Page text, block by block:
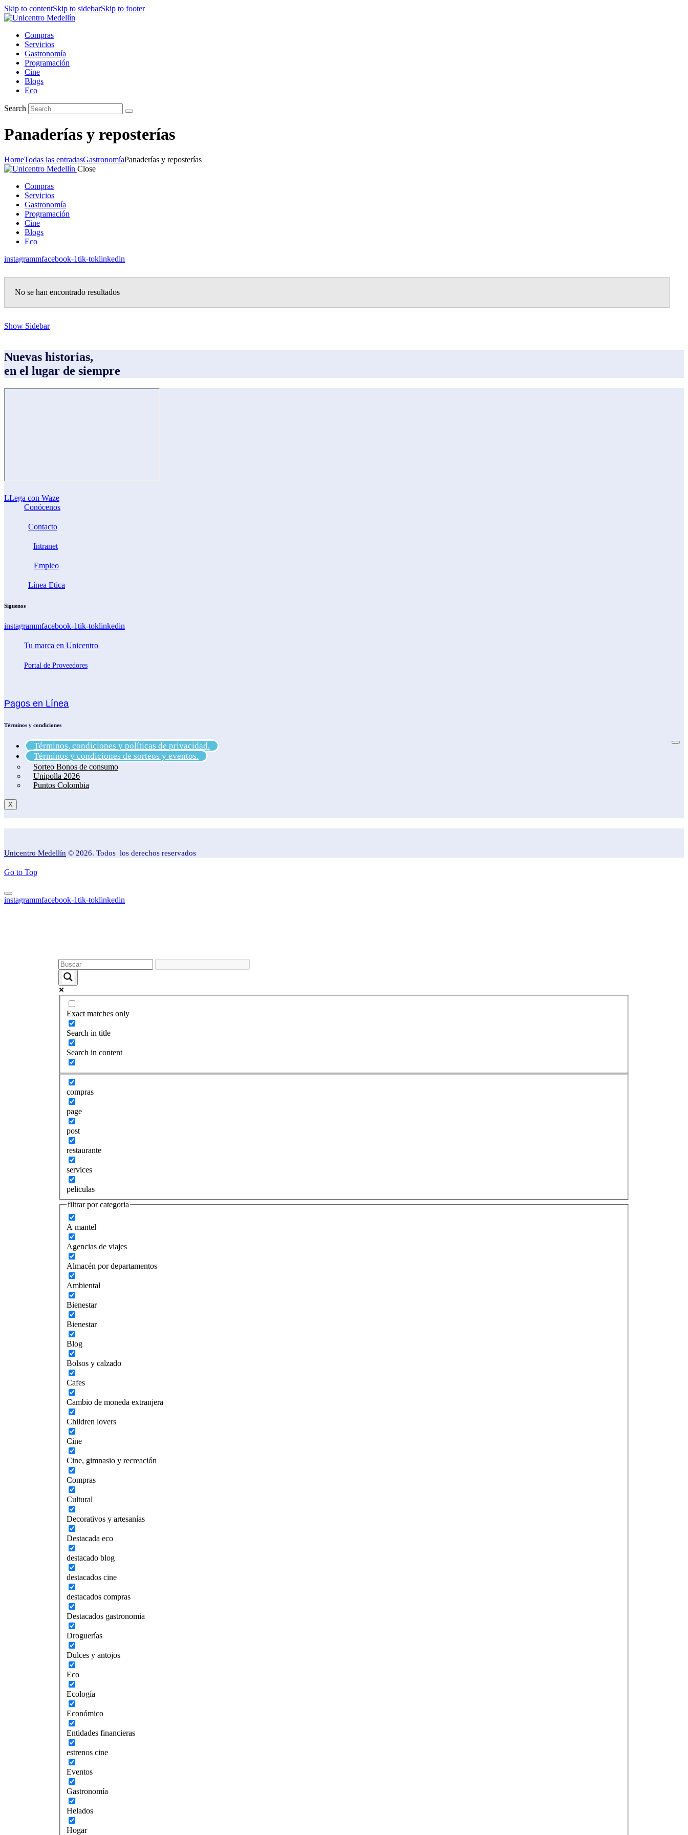
Skip to contentSkip to sidebarSkip to footer
Compras
Servicios
Gastronomía
Programación
Cine
Blogs
Eco
Search
Panaderías y reposterías
HomeTodas las entradasGastronomíaPanaderías y reposterías
Close
Compras
Servicios
Gastronomía
Programación
Cine
Blogs
Eco
instagrammfacebook-1tik-toklinkedin
No se han encontrado resultados
Show Sidebar
Nuevas historias,
en el lugar de siempre
LLega con Waze
Conócenos
Contacto
Intranet
Empleo
Línea Etica
Síguenos
instagrammfacebook-1tik-toklinkedin
Tu marca en Unicentro
Portal de Proveedores
Pagos en Línea
Términos y condiciones
Términos, condiciones y políticas de privacidad.
Términos y condiciones de sorteos y eventos.
Sorteo Bonos de consumo
Unipolla 2026
Puntos Colombia
X
Unicentro Medellín © 2026. Todos los derechos reservados
Go to Top
instagrammfacebook-1tik-toklinkedin
Exact matches only
Search in title
Search in content
compras
page
post
restaurante
services
peliculas
filtrar por categoria
A mantel
Agencias de viajes
Almacén por departamentos
Ambiental
Bienestar
Bienestar
Blog
Bolsos y calzado
Cafes
Cambio de moneda extranjera
Children lovers
Cine
Cine, gimnasio y recreación
Compras
Cultural
Decorativos y artesanías
Destacada eco
destacado blog
destacados cine
destacados compras
Destacados gastronomia
Droguerías
Dulces y antojos
Eco
Ecología
Económico
Entidades financieras
estrenos cine
Eventos
Gastronomía
Helados
Hogar